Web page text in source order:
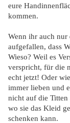
eure
kommen.
Wenn ihr auch nur
aufgefallen, dass
Wieso? Weil es
verspricht, für die
echt jetzt! Oder
immer lieben und
nicht auf die Titten
wo sie das Kleid
schenken kann.